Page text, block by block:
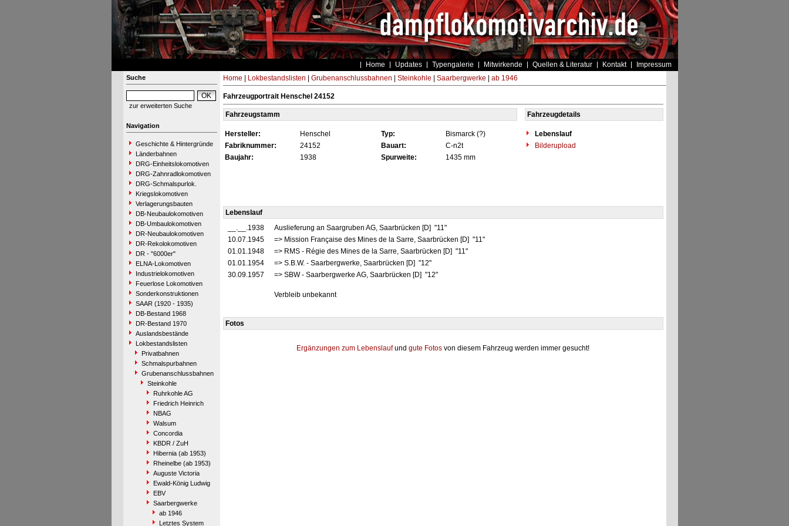
Home Updates Typengalerie Mitwirkende Quellen & Literatur Kontakt Impressum
Suche
zur erweiterten Suche
Navigation
Geschichte & Hintergründe
Länderbahnen
DRG-Einheitslokomotiven
DRG-Zahnradlokomotiven
DRG-Schmalspurlok.
Kriegslokomotiven
Verlagerungsbauten
DB-Neubaulokomotiven
DB-Umbaulokomotiven
DR-Neubaulokomotiven
DR-Rekolokomotiven
DR - "6000er"
ELNA-Lokomotiven
Industrielokomotiven
Feuerlose Lokomotiven
Sonderkonstruktionen
SAAR (1920 - 1935)
DB-Bestand 1968
DR-Bestand 1970
Auslandsbestände
Lokbestandslisten
Privatbahnen
Schmalspurbahnen
Grubenanschlussbahnen
Steinkohle
Ruhrkohle AG
Friedrich Heinrich
NBAG
Walsum
Concordia
KBDR / ZuH
Hibernia (ab 1953)
Rheinelbe (ab 1953)
Auguste Victoria
Ewald-König Ludwig
EBV
Saarbergwerke
ab 1946
Letztes System
Home Lokbestandslisten Grubenanschlussbahnen Steinkohle Saarbergwerke ab 1946
Fahrzeugportrait Henschel 24152
Fahrzeugstamm Fahrzeugdetails
Hersteller: Henschel Typ: Bismarck (?)
Lebenslauf
Fabriknummer:
24152 Bauart: C-n2t
Bilderupload
Baujahr:
1938 Spurweite: 1435 mm
Lebenslauf
__.__.1938
Auslieferung an Saargruben AG, Saarbrücken [D] "11"
10.07.1945
=> Mission Française des Mines de la Sarre, Saarbrücken [D] "11"
01.01.1948
=> RMS - Régie des Mines de la Sarre, Saarbrücken [D] "11"
01.01.1954
=> S.B.W. - Saarbergwerke, Saarbrücken [D] "12"
30.09.1957
=> SBW - Saarbergwerke AG, Saarbrücken [D] "12"
Verbleib unbekannt
Fotos
Ergänzungen zum Lebenslaufund gute Fotos von diesem Fahrzeug werden immer gesucht!